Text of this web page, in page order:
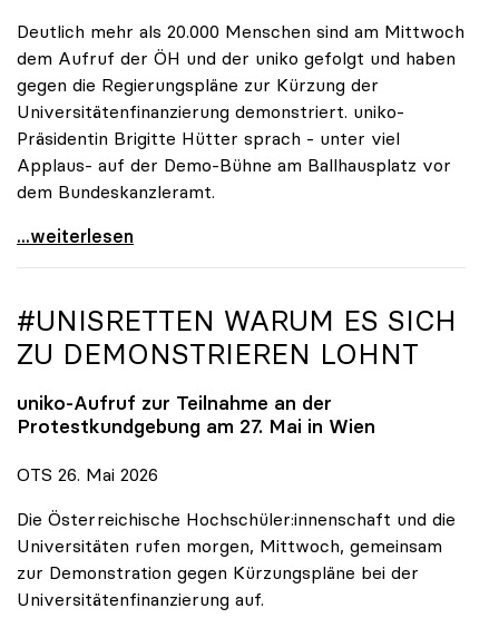
Deutlich mehr als 20.000 Menschen sind am Mittwoch
dem Aufruf der ÖH und der uniko gefolgt und haben
gegen die Regierungspläne zur Kürzung der
Universitätenfinanzierung demonstriert. uniko-
Präsidentin Brigitte Hütter sprach - unter viel
Applaus- auf der Demo-Bühne am Ballhausplatz vor
dem Bundeskanzleramt.
\"Wir nehmen es nicht hin\": Rede von
...weiterlesen
#UNISRETTEN WARUM ES SICH
ZU DEMONSTRIEREN LOHNT
uniko-Aufruf zur Teilnahme an der
Protestkundgebung am 27. Mai in Wien
OTS 26. Mai 2026
Die Österreichische Hochschüler:innenschaft und die
Universitäten rufen morgen, Mittwoch, gemeinsam
zur Demonstration gegen Kürzungspläne bei der
Universitätenfinanzierung auf.